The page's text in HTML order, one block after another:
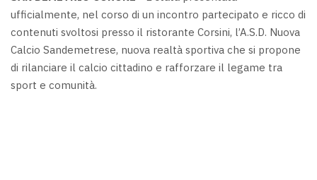
ufficialmente, nel corso di un incontro partecipato e ricco di
contenuti svoltosi presso il ristorante Corsini, l’A.S.D. Nuova
Calcio Sandemetrese, nuova realtà sportiva che si propone
di rilanciare il calcio cittadino e rafforzare il legame tra
sport e comunità.